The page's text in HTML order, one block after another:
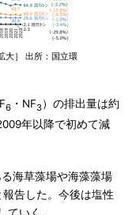
大］ 出所：国立環
6 ・NF3）の排出量は約
年以降で初めて減
海草藻場や海藻藻場
告した。今後は塩性
いく。